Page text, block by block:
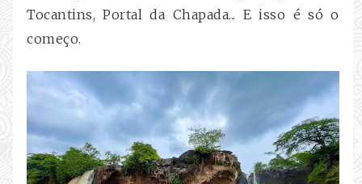
Tocantins, Portal da Chapada... E isso é só o
começo.